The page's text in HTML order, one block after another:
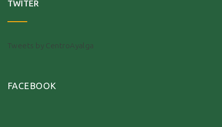
TWITER
Tweets by CentroAyalga
FACEBOOK